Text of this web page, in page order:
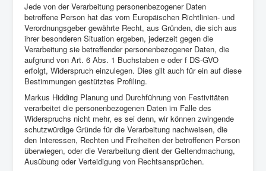
Jede von der Verarbeitung personenbezogener Daten
betroffene Person hat das vom Europäischen Richtlinien- und
Verordnungsgeber gewährte Recht, aus Gründen, die sich aus
ihrer besonderen Situation ergeben, jederzeit gegen die
Verarbeitung sie betreffender personenbezogener Daten, die
aufgrund von Art. 6 Abs. 1 Buchstaben e oder f DS-GVO
erfolgt, Widerspruch einzulegen. Dies gilt auch für ein auf diese
Bestimmungen gestütztes Profiling.
Markus Hidding Planung und Durchführung von Festivitäten
verarbeitet die personenbezogenen Daten im Falle des
Widerspruchs nicht mehr, es sei denn, wir können zwingende
schutzwürdige Gründe für die Verarbeitung nachweisen, die
den Interessen, Rechten und Freiheiten der betroffenen Person
überwiegen, oder die Verarbeitung dient der Geltendmachung,
Ausübung oder Verteidigung von Rechtsansprüchen.